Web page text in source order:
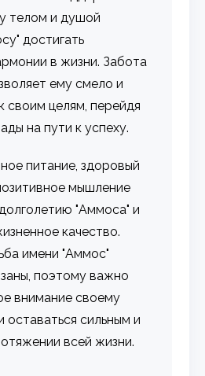
телом и душой
достигать
в жизни. Забота
ему смело и
своим целям, перейдя
на пути к успеху.
питание, здоровый
мышление
"Аммоса" и
качество.
имени "Аммос"
поэтому важно
внимание своему
оставаться сильным и
всей жизни.